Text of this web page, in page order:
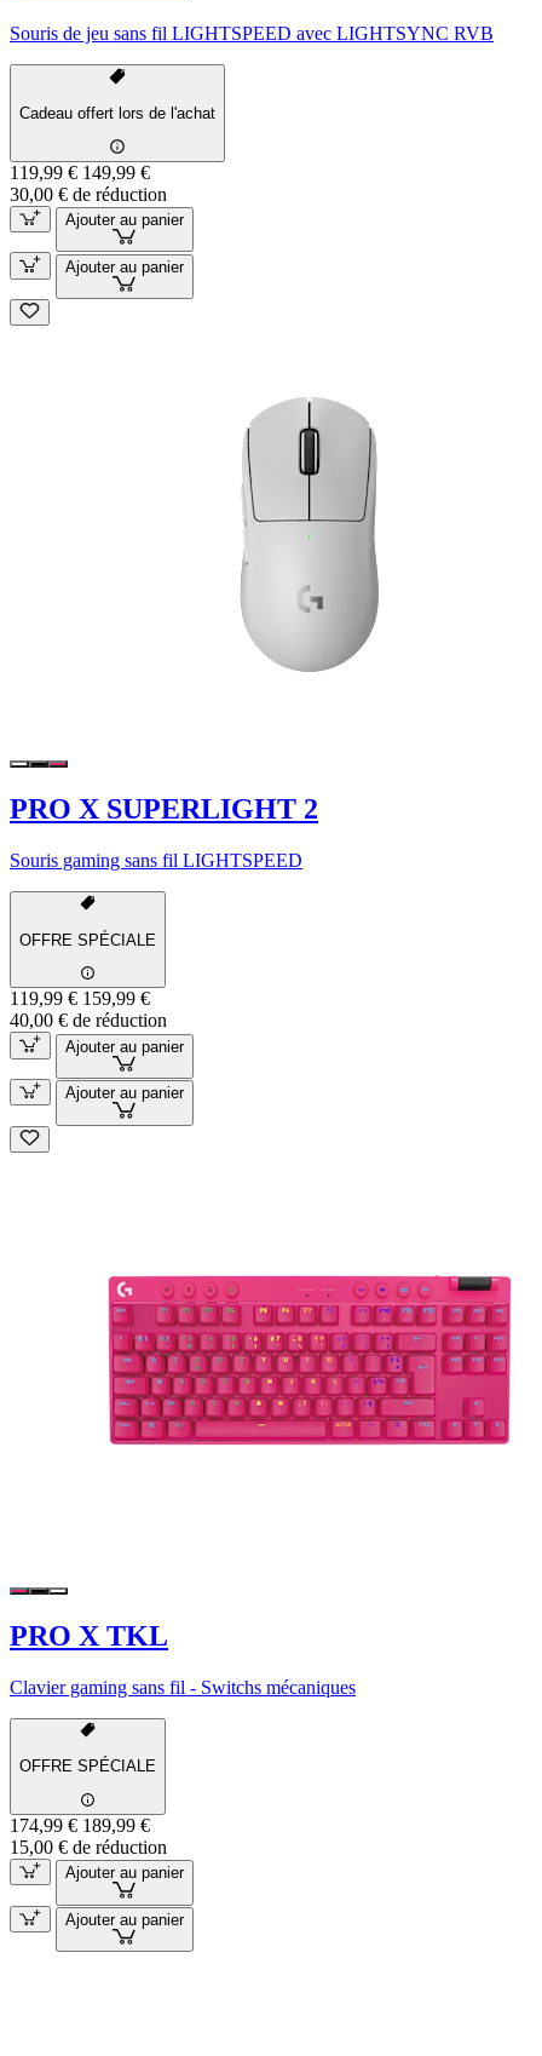
Souris de jeu sans fil LIGHTSPEED avec LIGHTSYNC RVB
Cadeau offert lors de l'achat
119,99 € 149,99 €
30,00 € de réduction
Ajouter au panier
Ajouter au panier
PRO X SUPERLIGHT 2
Souris gaming sans fil LIGHTSPEED
OFFRE SPÉCIALE
119,99 € 159,99 €
40,00 € de réduction
Ajouter au panier
Ajouter au panier
PRO X TKL
Clavier gaming sans fil - Switchs mécaniques
OFFRE SPÉCIALE
174,99 € 189,99 €
15,00 € de réduction
Ajouter au panier
Ajouter au panier